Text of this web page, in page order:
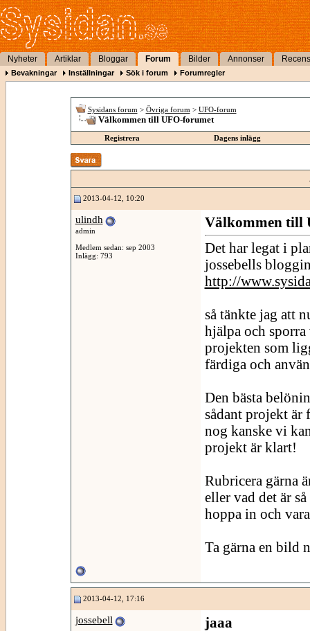
Nyheter Artiklar Bloggar Forum Bilder Annonser
Bevakningar Inställningar Sök i forum Forumregler
Sysidans forum > Övriga forum > UFO-forum
Välkommen till UFO-forumet
Registrera Dagens inlägg
2013-04-12, 10:20
ulindh
admin
Medlem sedan: sep 2003
Inlägg: 793
Välkommen till
Det har legat i
jossebells
http://
så tänkte jag att
hjälpa och
projekten som
färdiga och
Den bästa
sådant projekt är
nog kanske vi
projekt är klart!
Rubricera gärna
eller vad det är
hoppa in och
Ta gärna en bild
2013-04-12, 17:16
jossebell
jaaa